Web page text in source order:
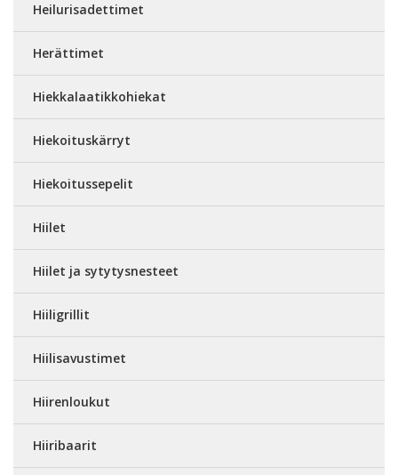
Heilurisadettimet
Herättimet
Hiekkalaatikkohiekat
Hiekoituskärryt
Hiekoitussepelit
Hiilet
Hiilet ja sytytysnesteet
Hiiligrillit
Hiilisavustimet
Hiirenloukut
Hiiribaarit